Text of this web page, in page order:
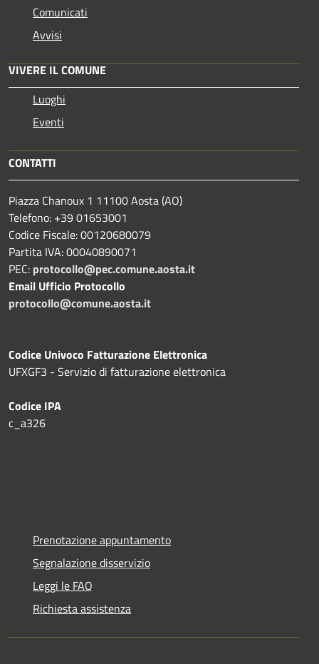
Comunicati
Avvisi
VIVERE IL COMUNE
Luoghi
Eventi
CONTATTI
Piazza Chanoux 1 11100 Aosta (AO)
Telefono: +39 01653001
Codice Fiscale: 00120680079
Partita IVA: 00040890071
PEC: protocollo@pec.comune.aosta.it
Email Ufficio Protocollo
protocollo@comune.aosta.it
Codice Univoco Fatturazione Elettronica
UFXGF3 - Servizio di fatturazione elettronica
Codice IPA
c_a326
Prenotazione appuntamento
Segnalazione disservizio
Leggi le FAQ
Richiesta assistenza